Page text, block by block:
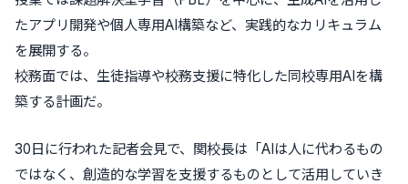
たアプリ開発や個人専用AI構築など、実践的なカリキュラム
を展開する。
校務面では、生徒指導や校務支援に特化した同校専用AIを構
築する計画だ。
30日に行われた記者会見で、関校長は「AIは人に代わるもの
ではなく、創造的な学習を支援するものとして活用していき